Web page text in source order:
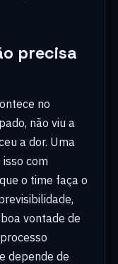
precisa
no
não viu a
a dor. Uma
com
o time faça o
vontade de
depende de